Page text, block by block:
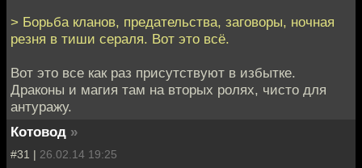
> Борьба кланов, предательства, заговоры, ночная
резня в тиши сераля. Вот это всё.
Вот это все как раз присутствуют в избытке.
Драконы и магия там на вторых ролях, чисто для
антуражу.
Котовод »
#31 | 26.02.14 19:25